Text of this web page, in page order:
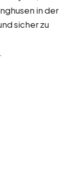
in der
sicher zu